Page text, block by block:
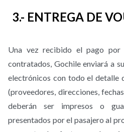
3.- ENTREGA DE
Una vez recibido el pago por
contratados, Gochile enviará a
electrónicos con todo el detalle
(proveedores, direcciones,
deberán ser impresos o
presentados por el pasajero al